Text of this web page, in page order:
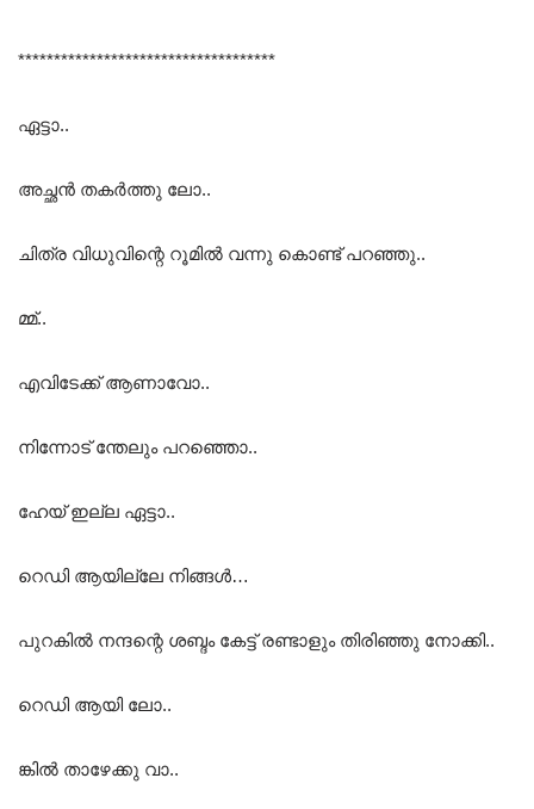
************************************
ഏട്ടാ..
അച്ഛൻ തകർത്തു ലോ..
ചിത്ര വിധുവിന്റെ റൂമിൽ വന്നു കൊണ്ട് പറഞ്ഞു..
മ്മ്..
എവിടേക്ക് ആണാവോ..
നിന്നോട് ന്തേലും പറഞ്ഞൊ..
ഹേയ് ഇല്ല ഏട്ടാ..
റെഡി ആയില്ലേ നിങ്ങൾ…
പുറകിൽ നന്ദന്റെ ശബ്ദം കേട്ട് രണ്ടാളും തിരിഞ്ഞു നോക്കി..
റെഡി ആയി ലോ..
ങ്കിൽ താഴേക്കു വാ..